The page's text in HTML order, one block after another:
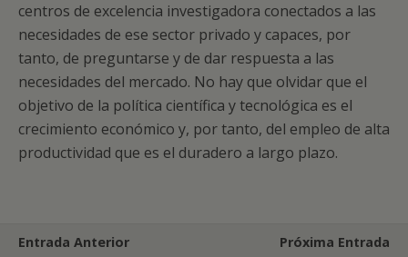
centros de excelencia investigadora conectados a las
necesidades de ese sector privado y capaces, por
tanto, de preguntarse y de dar respuesta a las
necesidades del mercado. No hay que olvidar que el
objetivo de la política científica y tecnológica es el
crecimiento económico y, por tanto, del empleo de alta
productividad que es el duradero a largo plazo.
Entrada Anterior
Próxima Entrada